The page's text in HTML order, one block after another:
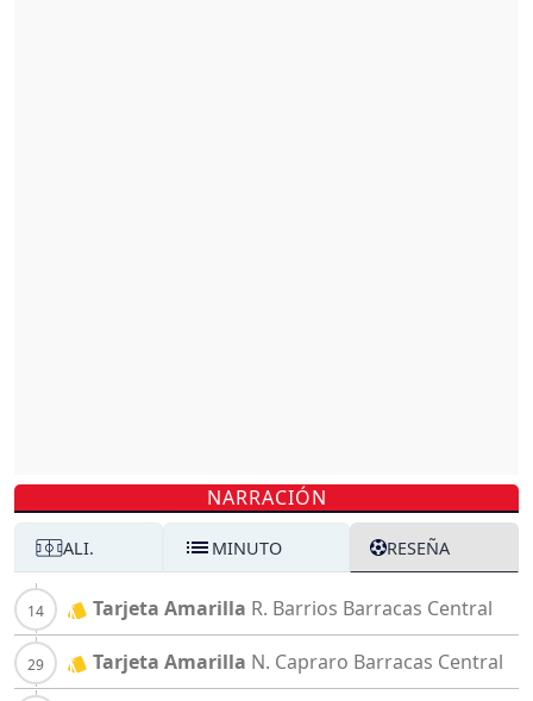
NARRACIÓN
ALI. MINUTO RESEÑA
Tarjeta Amarilla R. Barrios Barracas Central
Tarjeta Amarilla N. Capraro Barracas Central